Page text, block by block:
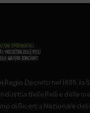
Regio Decreto nel 1885, la
delle Pelli e delle
di Ricerca Nazionale